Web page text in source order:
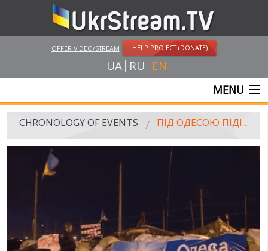
OFFER VIDEO/STREAM HELP PROJECT (DONATE)
UA RU EN
MENU
MAIN
WINTER ON FIRE: UKRAINE'S FIGHT FOR FREEDOM
CHRONOLOGY OF EUROMAIDAN
CHRONOLOGY OF EVENTS ПІД ОДЕСОЮ ПІДІРВАЛИ БЛОКПОСТ: Є ПОСТРАЖДАЛІ